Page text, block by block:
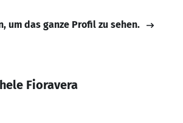
um das ganze Profil zu sehen.
Fioravera